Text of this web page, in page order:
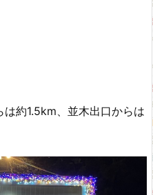
約1.5km、並木出口からは